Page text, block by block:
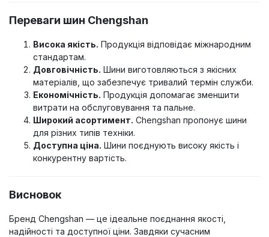
Переваги шин Chengshan
Висока якість. Продукція відповідає міжнародним
стандартам.
Довговічність. Шини виготовляються з якісних
матеріалів, що забезпечує тривалий термін служби.
Економічність. Продукція допомагає зменшити
витрати на обслуговування та пальне.
Широкий асортимент. Chengshan пропонує шини
для різних типів техніки.
Доступна ціна. Шини поєднують високу якість і
конкурентну вартість.
Висновок
Бренд Chengshan — це ідеальне поєднання якості,
надійності та доступної ціни. Завдяки сучасним